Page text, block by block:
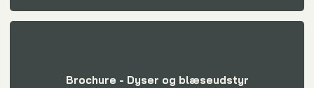
Brochure - Dyser og blæseudstyr